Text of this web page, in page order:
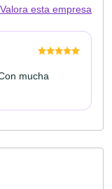
Valora esta empresa
mucha